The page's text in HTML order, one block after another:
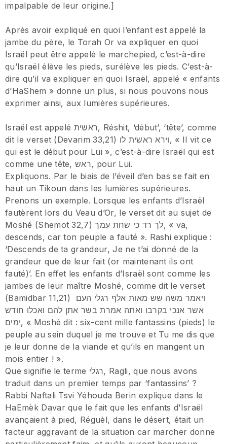
impalpable de leur origine.]
Après avoir expliqué en quoi l’enfant est appelé la
jambe du père, le Torah Or va expliquer en quoi
Israël peut être appelé le marchepied, c’est-à-dire
qu’Israël élève les pieds, surélève les pieds. C’est-à-
dire qu’il va expliquer en quoi Israël, appelé « enfants
d’HaShem » donne un plus, si nous pouvons nous
exprimer ainsi, aux lumières supérieures.
Israël est appelé ראשית, Réshit, ‘début’, ‘tête’, comme
dit le verset (Devarim 33,21) וירא ראשית לו, « Il vit ce
qui est le début pour Lui », c’est-à-dire Israël qui est
comme une tête, ראש, pour Lui.
Expliquons. Par le biais de l’éveil d’en bas se fait en
haut un Tikoun dans les lumières supérieures.
Prenons un exemple. Lorsque les enfants d’Israël
fautèrent lors du Veau d’Or, le verset dit au sujet de
Moshé (Shemot 32,7) לך רד כי שחת עמך, « va,
descends, car ton peuple a fauté ». Rashi explique :
‘Descends de ta grandeur, Je ne t’ai donné de la
grandeur que de leur fait (or maintenant ils ont
fauté)’. En effet les enfants d’Israël sont comme les
jambes de leur maître Moshé, comme dit le verset
(Bamidbar 11,21) ויאמר משה שש מאות אלף רגלי העם
אשר אנכי בקרבו ואתה אמרת בשר אתן להם ואכלו חודש
ימים, « Moshé dit : six-cent mille fantassins (pieds) le
peuple au sein duquel je me trouve et Tu me dis que
je leur donne de la viande et qu’ils en mangent un
mois entier ! ».
Que signifie le terme רגלי, Ragli, que nous avons
traduit dans un premier temps par ‘fantassins’ ?
Rabbi Naftali Tsvi Yéhouda Berin explique dans le
HaEmèk Davar que le fait que les enfants d’Israël
avançaient à pied, Réguèl, dans le désert, était un
facteur aggravant de la situation car marcher donne